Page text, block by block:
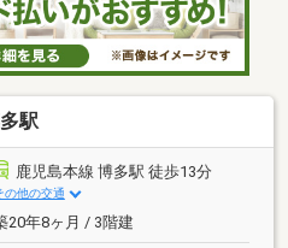
駅
鹿児島本線 博多駅 徒歩13分
の他の交通
20年8ヶ月 / 3階建